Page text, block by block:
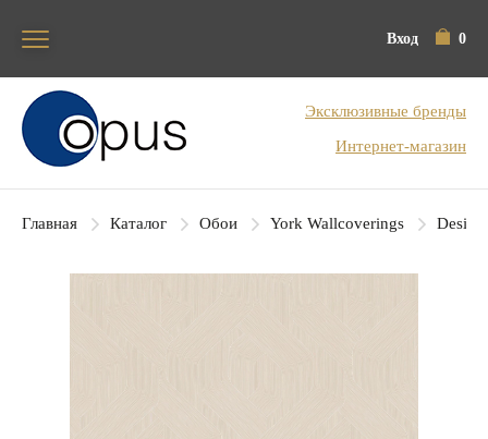
Вход 0
Блок поиска
Эксклюзивные бренды
Интернет-магазин
Главная Каталог Обои York Wallcoverings